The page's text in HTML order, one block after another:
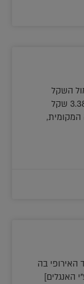
השקל
מוסיף להיסחר סביב הרמות הנמוכות של 3.3800 שקל
המקומית,
האירופי בה
האנגלים]